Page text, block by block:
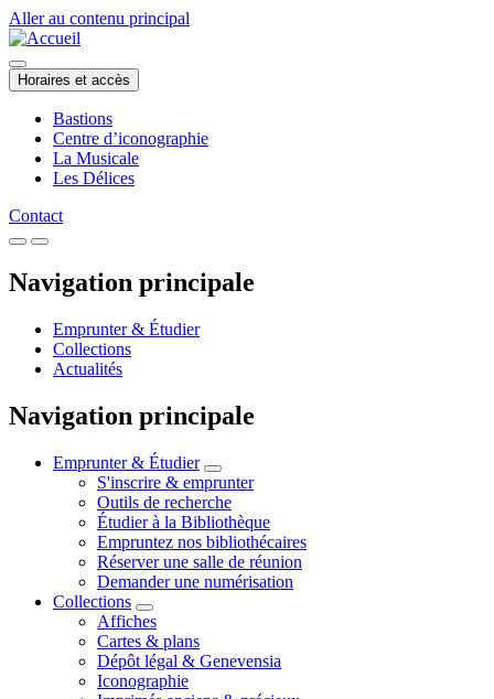
Aller au contenu principal
Horaires et accès
Bastions
Centre d’iconographie
La Musicale
Les Délices
Contact
Navigation principale
Emprunter & Étudier
Collections
Actualités
Navigation principale
Emprunter & Étudier
S'inscrire & emprunter
Outils de recherche
Étudier à la Bibliothèque
Empruntez nos bibliothécaires
Réserver une salle de réunion
Demander une numérisation
Collections
Affiches
Cartes & plans
Dépôt légal & Genevensia
Iconographie